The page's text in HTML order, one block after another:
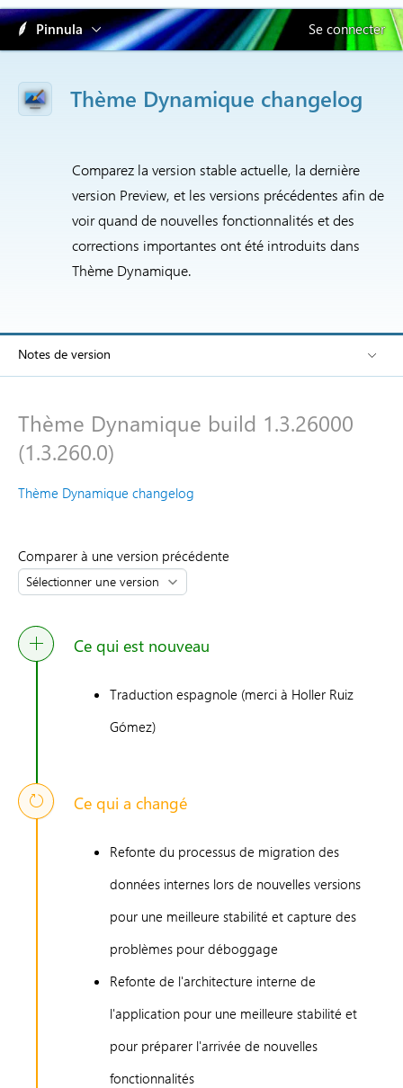
Pinnula Se connecter
Thème Dynamique changelog
Comparez la version stable actuelle, la dernière
version Preview, et les versions précédentes afin de
voir quand de nouvelles fonctionnalités et des
corrections importantes ont été introduits dans
Thème Dynamique.
Notes de version
Thème Dynamique build 1.3.26000
(1.3.260.0)
Thème Dynamique changelog
Comparer à une version précédente
Ce qui est nouveau
Traduction espagnole (merci à Holler Ruiz
Gómez)
Ce qui a changé
Refonte du processus de migration des
données internes lors de nouvelles versions
pour une meilleure stabilité et capture des
problèmes pour déboggage
Refonte de l'architecture interne de
l'application pour une meilleure stabilité et
pour préparer l'arrivée de nouvelles
fonctionnalités